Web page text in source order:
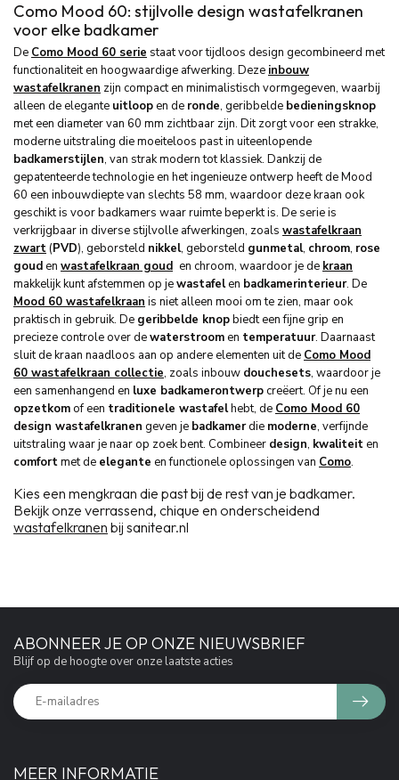
Como Mood 60: stijlvolle design wastafelkranen
voor elke badkamer
De Como Mood 60 serie staat voor tijdloos design gecombineerd met
functionaliteit en hoogwaardige afwerking. Deze inbouw
wastafelkranen zijn compact en minimalistisch vormgegeven, waarbij
alleen de elegante uitloopen de ronde, geribbelde bedieningsknop
met een diameter van 60 mm zichtbaar zijn. Dit zorgt voor een strakke,
moderne uitstraling die moeiteloos past in uiteenlopende
badkamerstijlen, van strak modern tot klassiek. Dankzij de
gepatenteerde technologie en het ingenieuze ontwerp heeft de Mood
60 een inbouwdiepte van slechts 58 mm, waardoor deze kraan ook
geschikt is voor badkamers waar ruimte beperkt is. De serie is
verkrijgbaar in diverse stijlvolle afwerkingen, zoals wastafelkraan
zwart(PVD), geborsteld nikkel, geborsteld gunmetal, chroom, rose
gouden wastafelkraan goud en chroom, waardoor je de kraan
makkelijk kunt afstemmen op jewastafelen badkamerinterieur. De
Mood 60 wastafelkraan is niet alleen mooi om te zien, maar ook
praktisch in gebruik. De geribbelde knopbiedt een fijne grip en
precieze controle over dewaterstroomen temperatuur. Daarnaast
sluit de kraan naadloos aan op andere elementen uit de Como Mood
60 wastafelkraan collectie, zoals inbouw douchesets, waardoor je
een samenhangend en luxe badkamerontwerpcreëert. Of je nu een
opzetkomof een traditionele wastafelhebt, de Como Mood 60
design wastafelkranen geven je badkamerdie moderne, verfijnde
uitstraling waar je naar op zoek bent. Combineer design, kwaliteiten
comfortmet de elegante en functionele oplossingen van Como.
Kies een mengkraan die past bij de rest van je badkamer.
Bekijk onze verrassend, chique en onderscheidend
wastafelkranen bij sanitear.nl
MEER INFORMATIE
ABONNEER JE OP ONZE NIEUWSBRIEF
Blijf op de hoogte over onze laatste acties